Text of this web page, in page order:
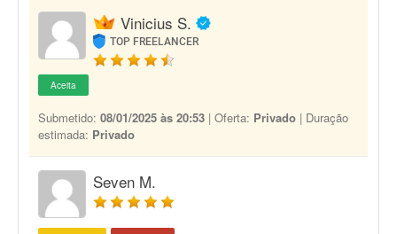
Vinicius S.
TOP FREELANCER
Aceita
Submetido: 08/01/2025 às 20:53 | Oferta: Privado | Duração
estimada: Privado
Seven M.